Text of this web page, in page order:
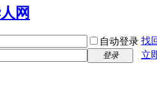
自动登录 找
登录
立